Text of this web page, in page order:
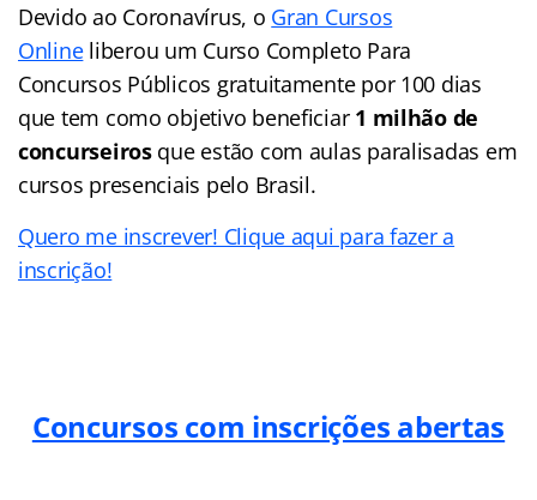
Devido ao Coronavírus, o Gran Cursos
Onlineliberou um Curso Completo Para
Concursos Públicos gratuitamente por 100 dias
que tem como objetivo beneficiar 1 milhão de
concurseirosque estão com aulas paralisadas em
cursos presenciais pelo Brasil.
Quero me inscrever! Clique aqui para fazer a
inscrição!
Concursos com inscrições abertas